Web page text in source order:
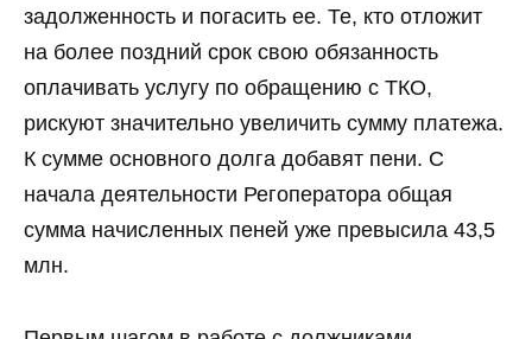
задолженность и погасить ее. Те, кто отложит
на более поздний срок свою обязанность
оплачивать услугу по обращению с ТКО,
рискуют значительно увеличить сумму платежа.
К сумме основного долга добавят пени. С
начала деятельности Регоператора общая
сумма начисленных пеней уже превысила 43,5
млн.